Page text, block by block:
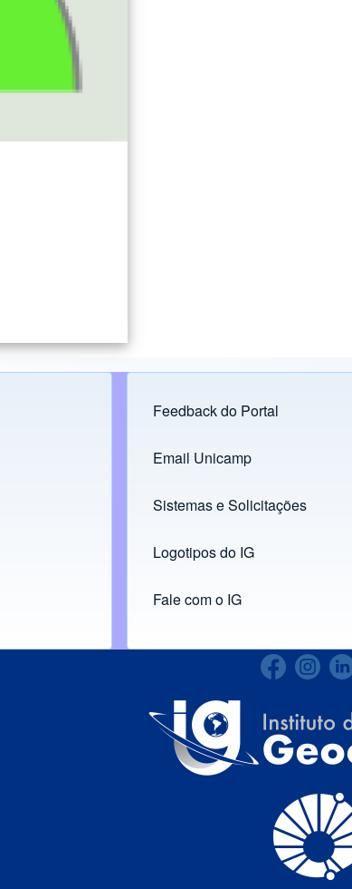
Footer menu
Feedback do Portal
Links
Email Unicamp
(opens in new tab)
Sistemas e Solicitações
(opens in new tab)
Logotipos do IG
(opens in new tab)
Fale com o IG